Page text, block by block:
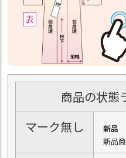
商品の状態
マーク無し
新品
新品